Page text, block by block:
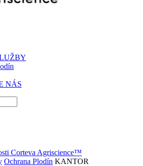
NÁS
Corteva Agriscience™
Ochrana Plodín KANTOR